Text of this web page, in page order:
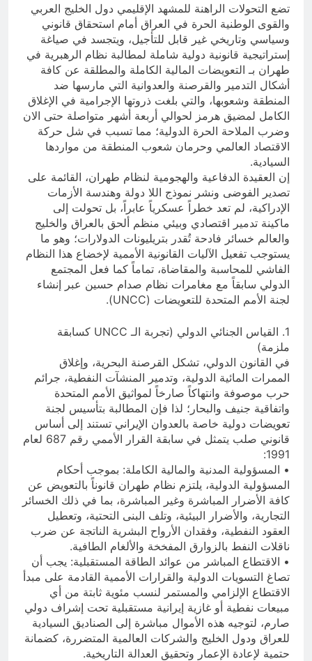
تضع التحولات الراهنة للمشهد الإقليمي دول الخليج العربي
والقوى الوطنية الحرة في العراق أمام استحقاق قانوني
وسياسي وتاريخي غير قابل للتأجيل، ويتجسد في صياغة
إستراتيجية قانونية دولية شاملة لمطالبة نظام الرهبرية في
طهران بـ التعويضات المالية الكاملة والمطلقة عن كافة
أشكال التدمير والقرصنة والعدوانية التي مارسها ضد
المنطقة وشعوبها، والتي بلغت ذروتها الإجرامية في الإغلاق
الكامل لمضيق هرمز لحوالي أربعة أشهر متواصلة حتى الان
وضرب الملاحة الحرة الدولية؛ مما تسبب في شل حركة
الاقتصاد العالمي وحرمان شعوب المنطقة من مواردها
السيادية.
إن العقيدة الدفاعية والهجومية لنظام طهران، القائمة على
تصدير الفوضى ونشر نموذج اللا دولة وهندسة الأزمات
الإدراكية، لم تعد خطراً عسكرياً عابراً، بل تحولت إلى
ماكينة تدمير اقتصادي وبيئي منظم ألحق بالعراق والخليج
والعالم خسائر فادحة تُقدر بتريليونات الدولارات؛ وهو ما
يستوجب تفعيل الآليات القانونية الأممية لإخضاع هذا النظام
الفاشي للمحاسبة والمقاضاة، تماماً كما فعل المجتمع
الدولي سابقاً مع مغامرات نظام صدام حسين عبر إنشاء
لجنة الأمم المتحدة للتعويضات (UNCC).
1. القياس الجنائي الدولي (تجربة الـ UNCC كسابقة
ملزمة)
في القانون الدولي، تشكل القرصنة البحرية، وإغلاق
الممرات المائية الدولية، وتدمير المنشآت النفطية، جرائم
حرب موصوفة وانتهاكاً صارخاً لمواثيق الأمم المتحدة
واتفاقية جنيف والبحار؛ لذا فإن المطالبة بتأسيس لجنة
تعويضات دولية خاصة بالعدوان الإيراني تستند إلى أساس
قانوني صلب يتمثل في سابقة القرار الأممي رقم 687 لعام
1991:
• المسؤولية المدنية والمالية الكاملة: بموجب أحكام
المسؤولية الدولية، يلتزم نظام طهران قانوناً بالتعويض عن
كافة الأضرار المباشرة وغير المباشرة، بما في ذلك الخسائر
التجارية، والأضرار البيئية، وتلف البنى التحتية، وتعطيل
العقود النفطية، وفقدان الأرواح البشرية الناتجة عن ضرب
ناقلات النفط بالزوارق المفخخة والألغام الطافية.
• الاقتطاع المباشر من عوائد الطاقة المستقبلية: يجب أن
تصاغ التسويات الدولية والقرارات الأممية القادمة على مبدأ
الاقتطاع الإلزامي والمستمر لنسب مئوية ثابتة من أي
مبيعات نفطية أو غازية إيرانية مستقبلية تحت إشراف دولي
صارم، لتوجيه هذه الأموال مباشرة إلى الصناديق السيادية
للعراق ودول الخليج والشركات العالمية المتضررة، كضمانة
حتمية لإعادة الإعمار وتحقيق العدالة التاريخية.